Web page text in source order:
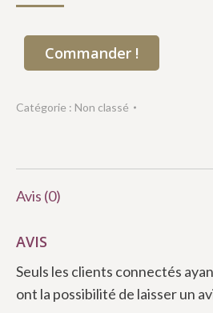
Commander !
Catégorie : Non classé
Avis (0)
AVIS
Seuls les clients connectés
ont la possibilité de laisser un